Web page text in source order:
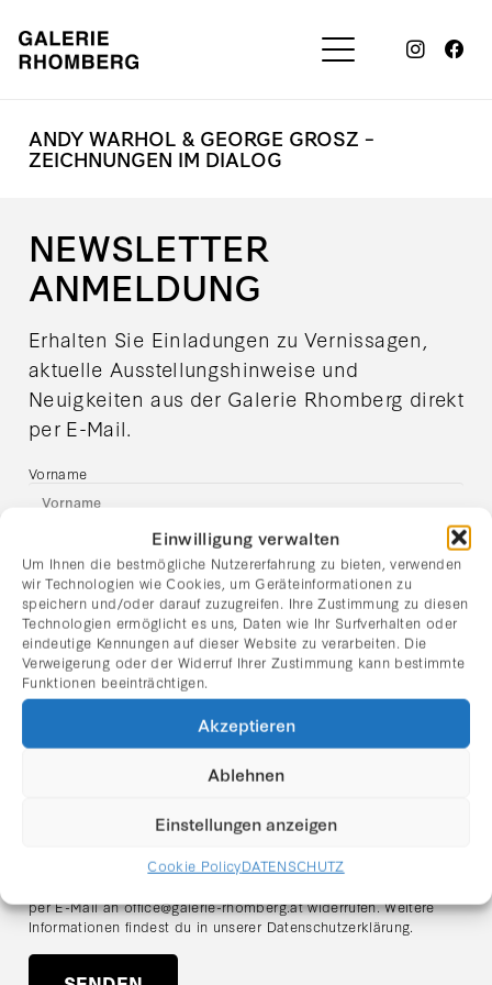
Einwilligung verwalten
Um Ihnen die bestmögliche Nutzererfahrung zu bieten, verwenden
wir Technologien wie Cookies, um Geräteinformationen zu
speichern und/oder darauf zuzugreifen. Ihre Zustimmung zu diesen
Technologien ermöglicht es uns, Daten wie Ihr Surfverhalten oder
eindeutige Kennungen auf dieser Website zu verarbeiten. Die
Verweigerung oder der Widerruf Ihrer Zustimmung kann bestimmte
Funktionen beeinträchtigen.
Akzeptieren
Ablehnen
Einstellungen anzeigen
Cookie PolicyDATENSCHUTZ
ANDY WARHOL & GEORGE GROSZ –
ZEICHNUNGEN IM DIALOG
NEWSLETTER
ANMELDUNG
Erhalten Sie Einladungen zu Vernissagen,
aktuelle Ausstellungshinweise und
Neuigkeiten aus der Galerie Rhomberg direkt
per E-Mail.
Vorname
E-Mail Adresse:
dem Erhalt des Newsletters zu.
Hinweis zum Datenschutz:
Ich stimme zu, dass meine angegebenen Daten zum Zweck des
Mailchimp (Intuit Inc., USA). Meine Daten
verwendet und nicht an Dritte weitergegeben. Ich kann meine
per E-Mail anoffice@galerie-rhomberg.atwiderrufen. Weitere
Informationen findest du in unserer Datenschutzerklärung.